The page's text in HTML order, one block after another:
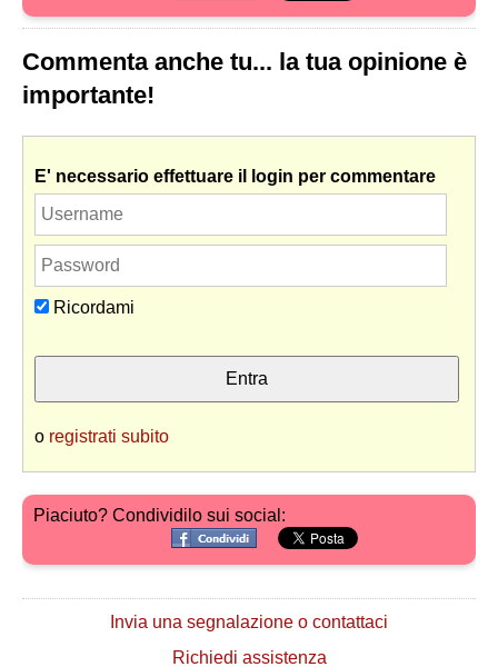
Commenta anche tu... la tua opinione è
importante!
E' necessario effettuare il login per commentare
Ricordami
o registrati subito
Piaciuto? Condividilo sui social:
Invia una segnalazione o contattaci
Richiedi assistenza